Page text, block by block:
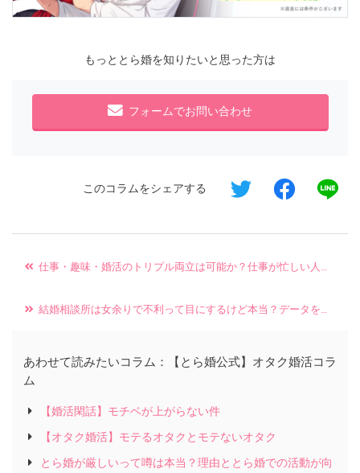
もっととら婚を知りたいと思った方は
フォームでお問い合わせ
このコラムをシェアする
仕事・趣味・婚活のトリプル両立は可能か？仕事が忙しい人に向けた婚活アドバイス
結婚相談所は女余りで不利って目にするけど本当？データをもとに解説します！
あわせて読みたいコラム：【とら婚公式】オタク婚活コラ
ム
【婚活閑話】モチベが上がらない件
【オタク婚活】モテるオタクとモテないオタク
とら婚が厳しいって噂は本当？理由ととら婚での活動が向